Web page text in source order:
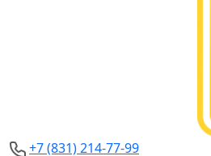
+7 (831) 214-77-99